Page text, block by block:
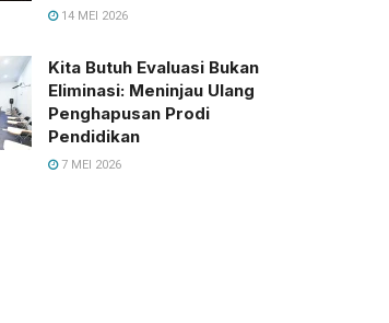
14 MEI 2026
Kita Butuh Evaluasi Bukan
Eliminasi: Meninjau Ulang
Penghapusan Prodi
Pendidikan
7 MEI 2026